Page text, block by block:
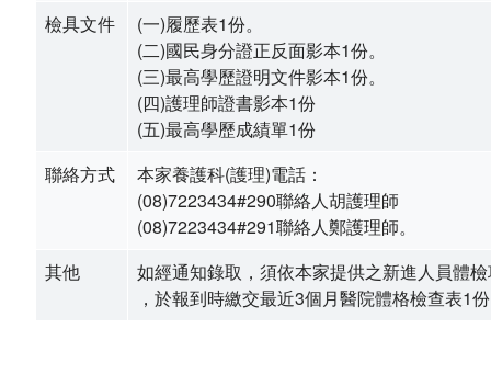
專業服務
榮譽榜
社區照顧服務
檢具文件
(一)履歷表1份。
(二)國民身分證正反面影本1份。
(三)最高學歷證明文件影本1份。
(四)護理師證書影本1份
(五)最高學歷成績單1份
聯絡方式
本家養護科(護理)電話：
(08)7223434#290聯絡人胡護理師
(08)7223434#291聯絡人鄭護理師。
其他
如經通知錄取，須依本家提供之新進人員體
，於報到時繳交最近3個月醫院體格檢查表1